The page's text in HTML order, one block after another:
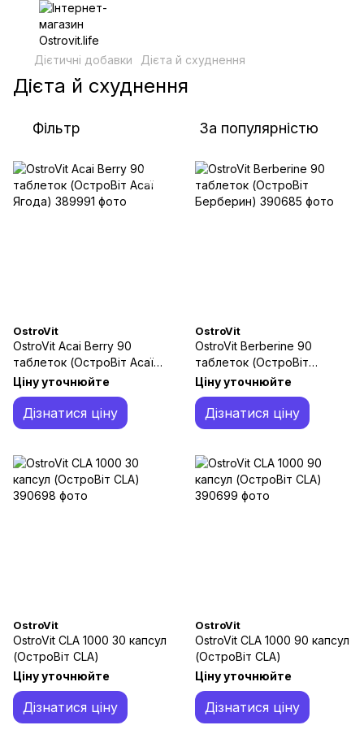
Дієтичні добавки Дієта й схуднення
Дієта й схуднення
Фільтр За популярністю
OstroVit
OstroVit Acai Berry 90
таблеток (ОстроВіт Асаї
Ягода)
Ціну уточнюйте
Дізнатися ціну
OstroVit
OstroVit Berberine 90
таблеток (ОстроВіт
Берберин)
Ціну уточнюйте
Дізнатися ціну
OstroVit
OstroVit CLA 1000 30 капсул
(ОстроВіт CLA)
Ціну уточнюйте
Дізнатися ціну
OstroVit
OstroVit CLA 1000 90 капсул
(ОстроВіт CLA)
Ціну уточнюйте
Дізнатися ціну